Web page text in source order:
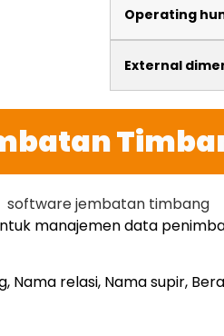
Operating
External
manajemen data
relasi, Nama supir,